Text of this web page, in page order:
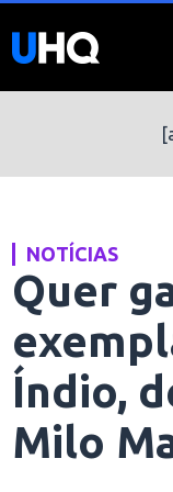
NOTÍCIAS
Quer
Índio,
Milo